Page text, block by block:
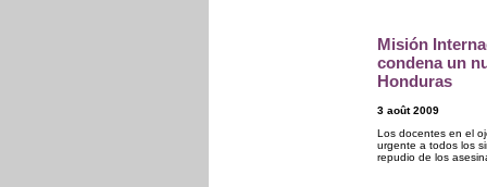
Misión
condena un
Honduras
3 août 2009
Los docentes en el
urgente a todos los
repudio de los